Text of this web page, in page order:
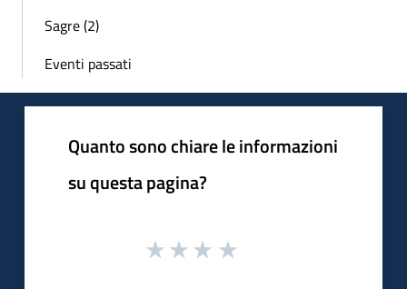
Sagre (2)
Eventi passati
Quanto sono chiare le informazioni
su questa pagina?